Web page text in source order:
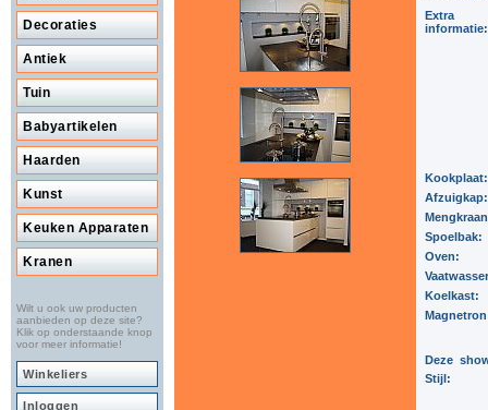
Decoraties
Antiek
Tuin
Babyartikelen
Haarden
Kunst
Keuken Apparaten
Kranen
Wilt u ook uw producten
aanbieden op deze site?
Klik op onderstaande knop
voor meer informatie!
Winkeliers
Inloggen
Extra
informatie:
Spoelbak:
Oven:
Koelkast:
Deze
Stijl: